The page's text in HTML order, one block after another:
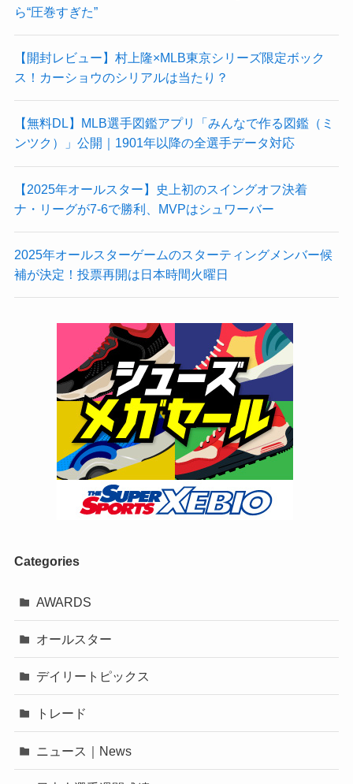
ら“圧巻すぎた”
【開封レビュー】村上隆×MLB東京シリーズ限定ボック
ス！カーショウのシリアルは当たり？
【無料DL】MLB選手図鑑アプリ「みんなで作る図鑑（ミ
ンツク）」公開｜1901年以降の全選手データ対応
【2025年オールスター】史上初のスイングオフ決着
ナ・リーグが7-6で勝利、MVPはシュワーバー
2025年オールスターゲームのスターティングメンバー候
補が決定！投票再開は日本時間火曜日
Categories
AWARDS
オールスター
デイリートピックス
トレード
ニュース｜News